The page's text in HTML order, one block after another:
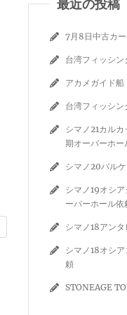
7月8日中古カ
台湾フィッシン
アカメガイド船
台湾フィッシン
シマノ21カル
期オーバーホー
シマノ20バル
シマノ19オシ
ーバーホール依
シマノ18アン
シマノ18オシ
頼
STONEAGE